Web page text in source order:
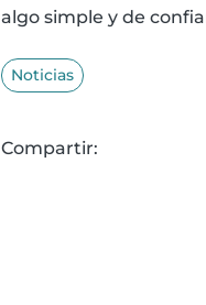
algo simple y de
Noticias
Compartir: